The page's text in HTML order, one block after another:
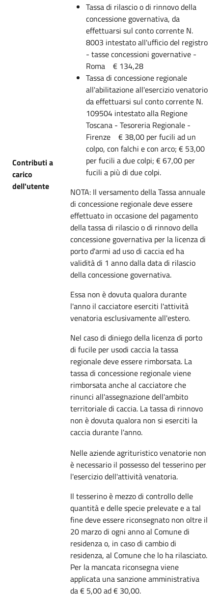
Contributi a
carico
dell'utente
Tassa di rilascio o di rinnovo della
concessione governativa, da
effettuarsi sul conto corrente N.
8003 intestato all'ufficio del registro
- tasse concessioni governative -
Roma € 134,28
Tassa di concessione regionale
all'abilitazione all'esercizio venatorio
da effettuarsi sul conto corrente N.
109504 intestato alla Regione
Toscana - Tesoreria Regionale -
Firenze € 38,00 per fucili ad un
colpo, con falchi e con arco; € 53,00
per fucili a due colpi; € 67,00 per
fucili a più di due colpi.
NOTA: Il versamento della Tassa annuale
di concessione regionale deve essere
effettuato in occasione del pagamento
della tassa di rilascio o di rinnovo della
concessione governativa per la licenza di
porto d'armi ad uso di caccia ed ha
validità di 1 anno dalla data di rilascio
della concessione governativa.
Essa non è dovuta qualora durante
l'anno il cacciatore eserciti l'attività
venatoria esclusivamente all'estero.
Nel caso di diniego della licenza di porto
di fucile per usodi caccia la tassa
regionale deve essere rimborsata. La
tassa di concessione regionale viene
rimborsata anche al cacciatore che
rinunci all'assegnazione dell'ambito
territoriale di caccia. La tassa di rinnovo
non è dovuta qualora non si eserciti la
caccia durante l'anno.
Nelle aziende agrituristico venatorie non
è necessario il possesso del tesserino per
l'esercizio dell'attività venatoria.
Il tesserino è mezzo di controllo delle
quantità e delle specie prelevate e a tal
fine deve essere riconsegnato non oltre il
20 marzo di ogni anno al Comune di
residenza o, in caso di cambio di
residenza, al Comune che lo ha rilasciato.
Per la mancata riconsegna viene
applicata una sanzione amministrativa
da € 5,00 ad € 30,00.